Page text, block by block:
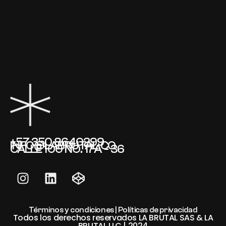
+57 350 8640299
INFO@LABRUTAL.CO
CALLE 100 NO. 17A - 36
Términos y condiciones | Políticas de privacidad
Todos los derechos reservados LA BRUTAL SAS & LA